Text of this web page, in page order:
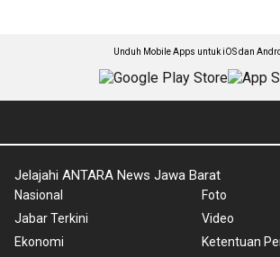
Unduh Mobile Apps untuk iOS dan
Jelajahi ANTARA News Jawa Barat
Nasional
Jabar Terkini
Ekonomi
Foto
Video
Ketentuan